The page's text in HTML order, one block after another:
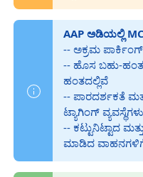
AAP ಅಡಿಯಲ್ಲಿ
-- ಅಕ್ರಮ
-- ಹೊಸ ಬಹು-
ಹಂತದಲ್ಲಿವೆ
-- ಪಾರದರ್ಶಕತೆ
ಟ್ಯಾಗಿಂಗ್ ವ್ಯವಸ್ಥೆಗಳು
-- ಕಟ್ಟುನಿಟ್ಟಾದ
ಮಾಡಿದ